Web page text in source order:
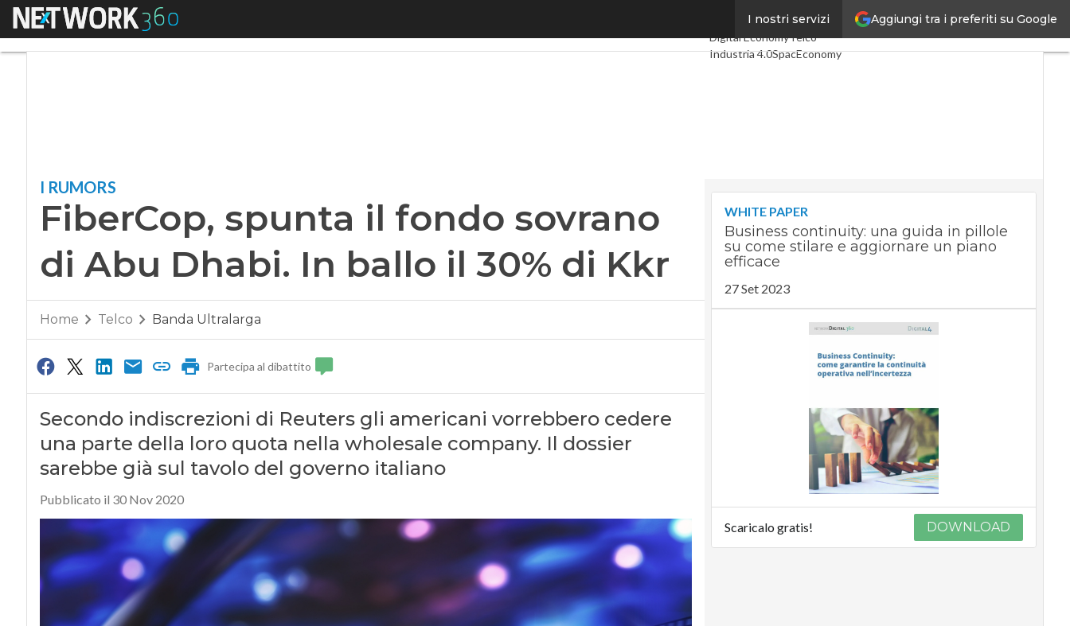
Aggiungi tra i preferiti su Google
I nostri servizi
Menu
Ultimi articoli
Digital EconomyTelco
Industria 4.0SpacEconomy
I RUMORS
FiberCop, spunta il fondo sovrano
di Abu Dhabi. In ballo il 30% di Kkr
Home Telco Banda Ultralarga
Partecipa al dibattito
Secondo indiscrezioni di Reuters gli americani vorrebbero cedere
una parte della loro quota nella wholesale company. Il dossier
sarebbe già sul tavolo del governo italiano
Pubblicato il 30 Nov 2020
WHITE PAPER
Business continuity: una guida in pillole
su come stilare e aggiornare un piano
efficace
27 Set 2023
Scaricalo gratis! DOWNLOAD